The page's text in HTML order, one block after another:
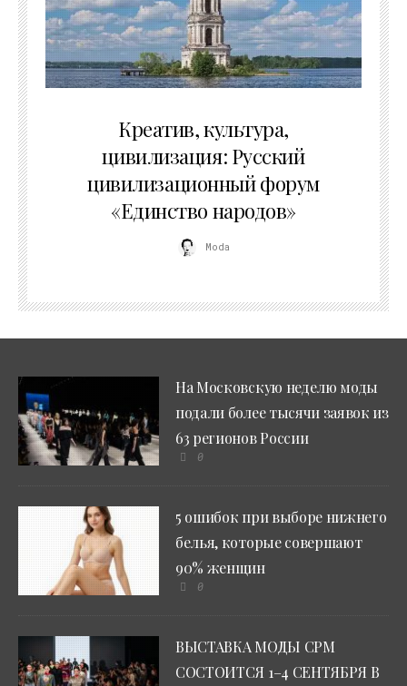
Креатив, культура,
цивилизация: Русский
цивилизационный форум
«Единство народов»
Moda
На Московскую неделю моды
подали более тысячи заявок из
63 регионов России
0
5 ошибок при выборе нижнего
белья, которые совершают
90% женщин
0
ВЫСТАВКА МОДЫ CPM
СОСТОИТСЯ 1–4 СЕНТЯБРЯ В